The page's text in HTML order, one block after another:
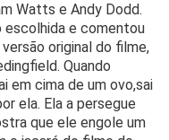
Watts e Andy Dodd.
e comentou
original do filme,
Quando
em cima de um ovo,sai
ela. Ela a persegue
que ele engole um